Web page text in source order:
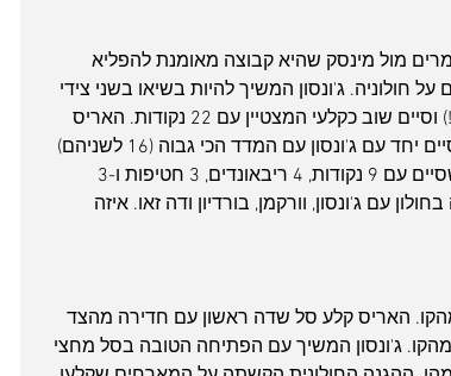
מול מינסק שהיא קבוצה מאומנת להפליא
ג'ונסון המשיך להיות בשיאו בשני צידי
המגרש כשעשה פשוט הכל (איזה שחקן נהדר!) וסיים שוב כקלעי המצטיין עם 22 נקודות. האריס
לקח על עצמו המון וסיים עם 18 נק' אך מי שסיים יחד עם ג'ונסון עם המדד הכי גבוה (16 לשניהם)
עם ג'ונסון, וורקמן, בורדיון ודה זאו. איזה
האריס קלע סל שדה ראשון עם חדירה מהצד
ג'ונסון המשיך עם הפתיחה הטובה בסל מחצי